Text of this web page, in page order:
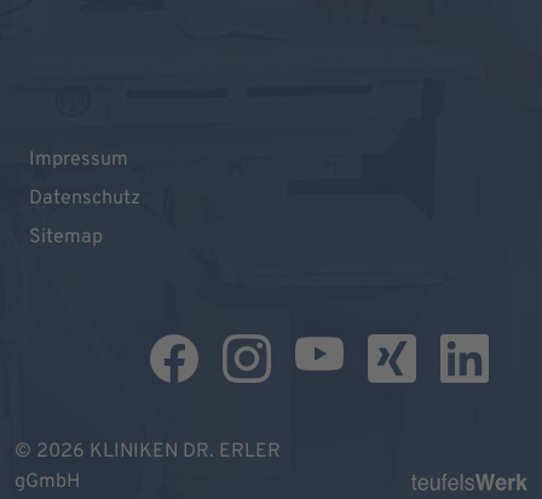
Impressum
Datenschutz
Sitemap
© 2026 KLINIKEN DR. ERLER
gGmbH